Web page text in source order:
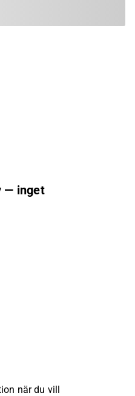
— inget
när du vill